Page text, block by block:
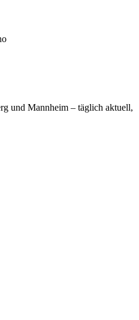
und Mannheim – täglich aktuell,